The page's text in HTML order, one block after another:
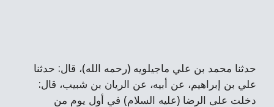
حدثنا محمد بن علي ماجيلويه (رحمه الله)، قال: حدثنا
علي بن إبراهيم، عن أبيه، عن الريان بن شبيب، قال:
دخلت على الرضا (عليه السلام) في أول يوم من